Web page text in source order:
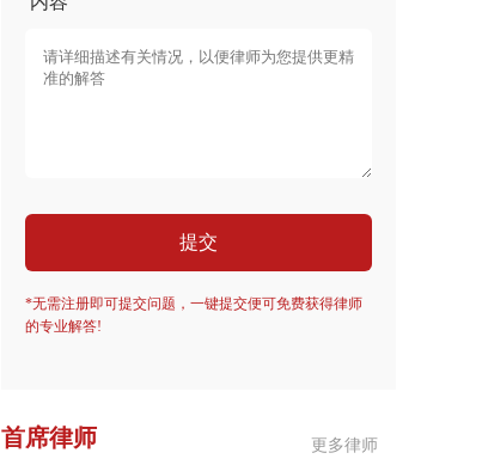
提交
*无需注册即可提交问题，一键提交便可免费获得律师
的专业解答!
首席律师 更多律师